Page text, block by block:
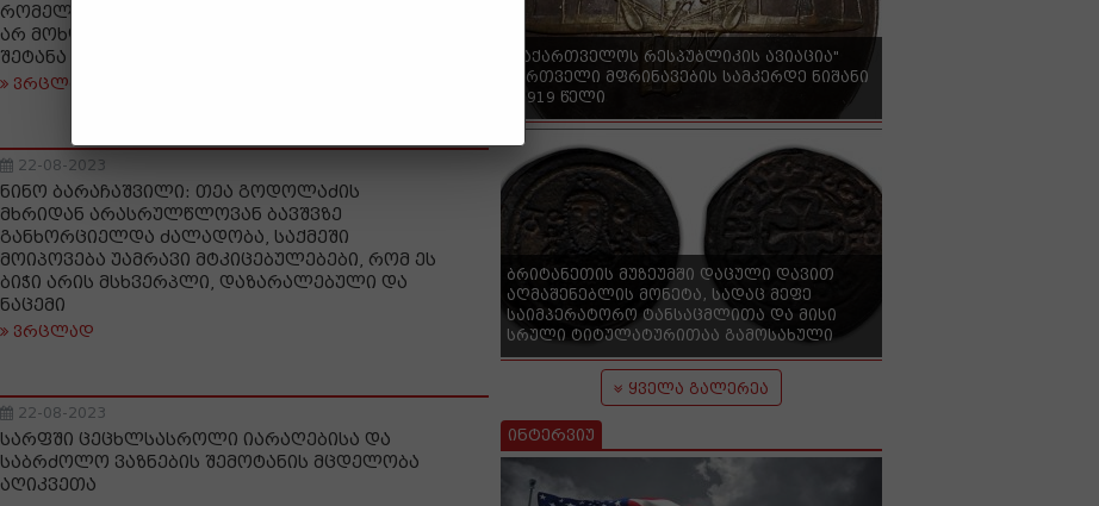
რომელ ფრთას წარმოადგენს, რომ როგორმე
არ მოხდეს საზოგადოებაში არეულობის
შეტანა
ვრცლად
22-08-2023
ნინო ბარაჩაშვილი: თეა გოდოლაძის
მხრიდან არასრულწლოვან ბავშვზე
განხორციელდა ძალადობა, საქმეში
მოიპოვება უამრავი მტკიცებულებები, რომ ეს
ბიჭი არის მსხვერპლი, დაზარალებული და
ნაცემი
ვრცლად
22-08-2023
სარფში ცეცხლსასროლი იარაღებისა და
საბრძოლო ვაზნების შემოტანის მცდელობა
აღიკვეთა
"საქართველოს რესპუბლიკის ავიაცია"
ქართველი მფრინავების სამკერდე ნიშანი
- 1919 წელი
ბრიტანეთის მუზეუმში დაცული დავით
აღმაშენებლის მონეტა, სადაც მეფე
საიმპერატორო ტანსაცმლითა და მისი
სრული ტიტულატურითაა გამოსახული
ყველა გალერეა
ინტერვიუ